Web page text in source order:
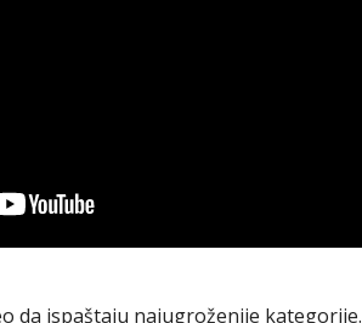
da ispaštaju najugroženije kategorije.